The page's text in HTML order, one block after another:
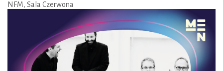
NFM, Sala Czerwona